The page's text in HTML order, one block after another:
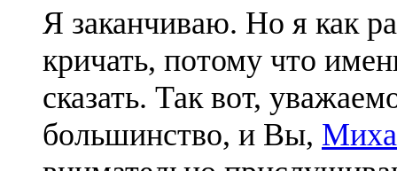
Я заканчиваю. Но я как
кричать, потому что
сказать. Так вот,
большинство, и Вы,